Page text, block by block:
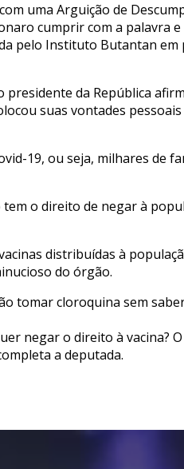
uma Arguição de
cumprir com a palavra
pelo Instituto Butantan
da República
suas vontades
19, ou seja, milhares de
o direito de negar à
distribuídas à
do órgão.
tomar cloroquina sem
negar o direito à vacina?
a deputada.